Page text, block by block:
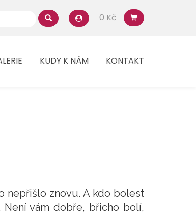
0 Kč
KUDY K NÁM KONTAKT
nepřišlo znovu. A kdo bolest
vám dobře, břicho bolí,